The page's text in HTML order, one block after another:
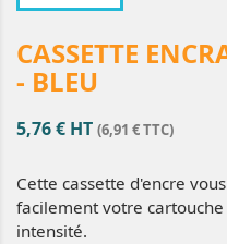
CASSETTE
- BLEU
5,76 € HT (6,91 € TTC)
Cette cassette d'encre
facilement votre
intensité.